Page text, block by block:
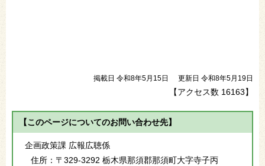
掲載日 令和8年5月15日 更新日 令和8年5月19日
【アクセス数 16163】
【このページについてのお問い合わせ先】
企画政策課 広報広聴係
住所： 〒329-3292 栃木県那須郡那須町大字寺子丙